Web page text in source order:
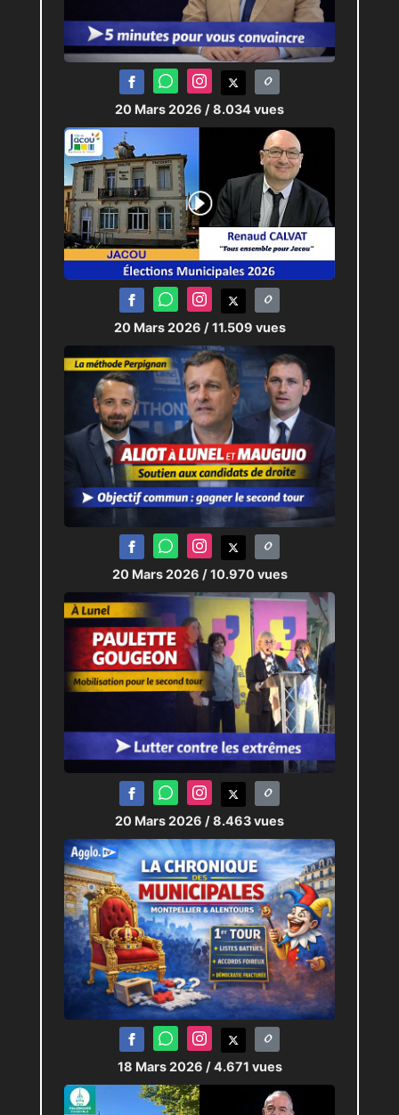
20 Mars 2026 / 8.034 vues
20 Mars 2026 / 11.509 vues
20 Mars 2026 / 10.970 vues
20 Mars 2026 / 8.463 vues
18 Mars 2026 / 4.671 vues